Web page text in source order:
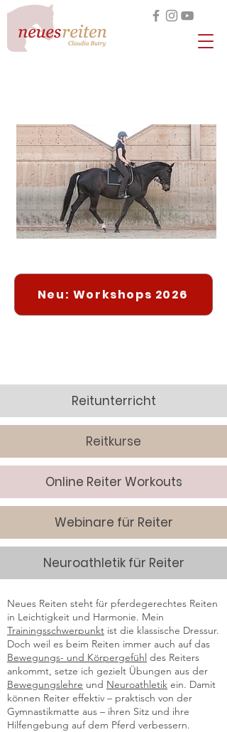
Neu: Workshops 2026
Reitunterricht
Reitkurse
Online Reiter Workouts
Webinare für Reiter
Neuroathletik für Reiter
Neues Reiten steht für pferdegerechtes Reiten
in Leichtigkeit und Harmonie. Mein
Trainingsschwerpunkt ist die klassische Dressur.
Doch weil es beim Reiten immer auch auf das
Bewegungs- und Körpergefühl des Reiters
ankommt, setze ich gezielt Übungen aus der
Bewegungslehre und Neuroathletik ein. Damit
können Reiter effektiv – praktisch von der
Gymnastikmatte aus – ihren Sitz und ihre
Hilfengebung auf dem Pferd verbessern.